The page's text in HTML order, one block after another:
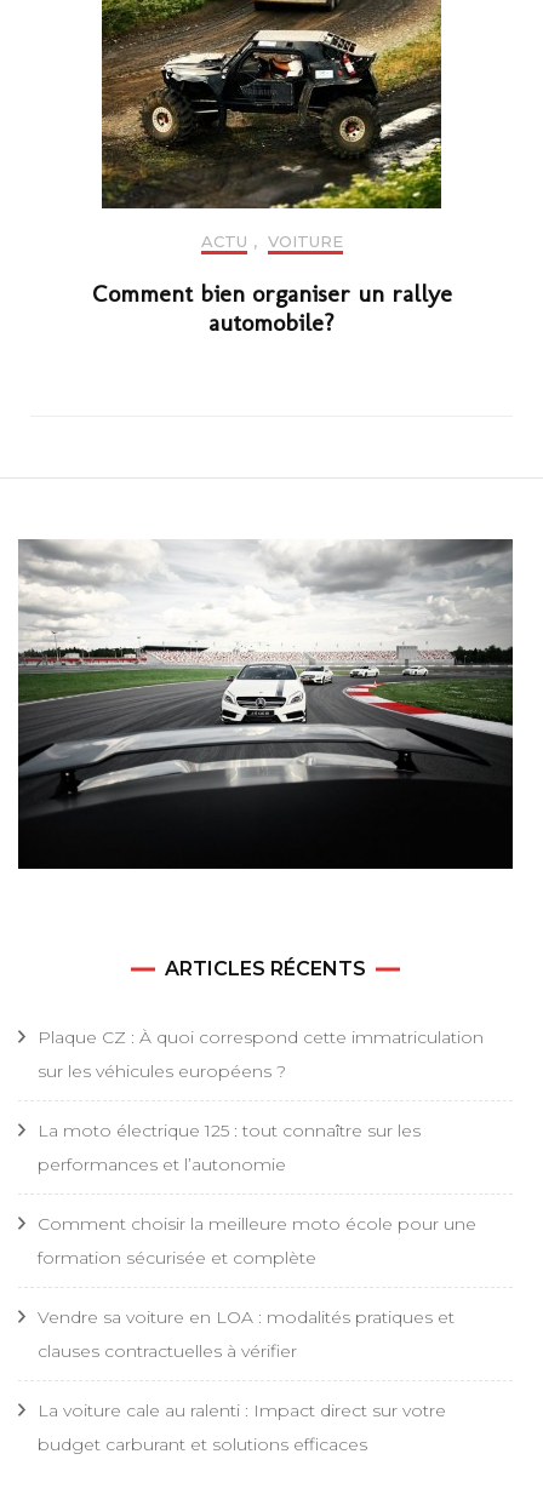
ACTU , VOITURE
Comment bien organiser un rallye
automobile?
ARTICLES RÉCENTS
Plaque CZ : À quoi correspond cette immatriculation
sur les véhicules européens ?
La moto électrique 125 : tout connaître sur les
performances et l’autonomie
Comment choisir la meilleure moto école pour une
formation sécurisée et complète
Vendre sa voiture en LOA : modalités pratiques et
clauses contractuelles à vérifier
La voiture cale au ralenti : Impact direct sur votre
budget carburant et solutions efficaces